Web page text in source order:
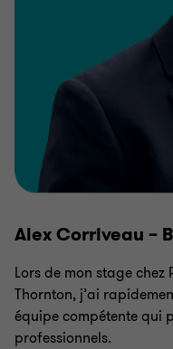
Alex Corriveau –
Lors de mon stage
Thornton, j’ai
équipe compétente qui
professionnels.